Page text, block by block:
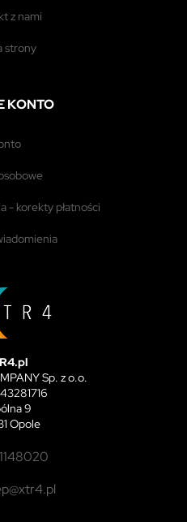
z nami
strony
KONTO
- korekty płatności
Sp. z o.o.
9
Opole